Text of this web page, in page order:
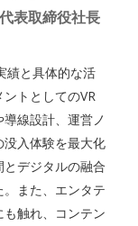
表取締役社長
績と具体的な活
トとしてのVR
線設計、運営ノ
入体験を最大化
デジタルの融合
また、エンタテ
触れ、コンテン